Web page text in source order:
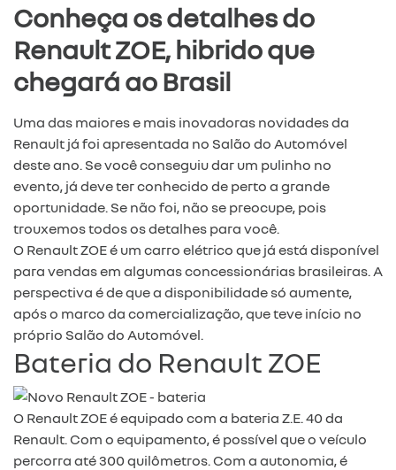
Conheça os detalhes do
Renault ZOE, hibrido que
chegará ao Brasil
Uma das maiores e mais inovadoras novidades da
Renault já foi apresentada no Salão do Automóvel
deste ano. Se você conseguiu dar um pulinho no
evento, já deve ter conhecido de perto a grande
oportunidade. Se não foi, não se preocupe, pois
trouxemos todos os detalhes para você.
O Renault ZOE é um carro elétrico que já está disponível
para vendas em algumas concessionárias brasileiras. A
perspectiva é de que a disponibilidade só aumente,
após o marco da comercialização, que teve início no
próprio Salão do Automóvel.
Bateria do Renault ZOE
O Renault ZOE é equipado com a bateria Z.E. 40 da
Renault. Com o equipamento, é possível que o veículo
percorra até 300 quilômetros. Com a autonomia, é